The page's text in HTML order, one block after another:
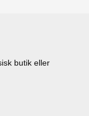
butik eller